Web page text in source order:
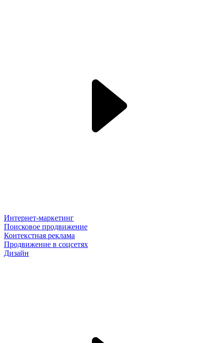
Интернет-маркетинг
Поисковое продвижение
Контекстная реклама
Продвижение в соцсетях
Дизайн